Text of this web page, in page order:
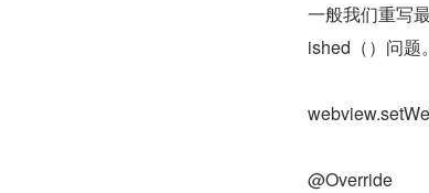
一般我们重写
ished（）问题。
@Override